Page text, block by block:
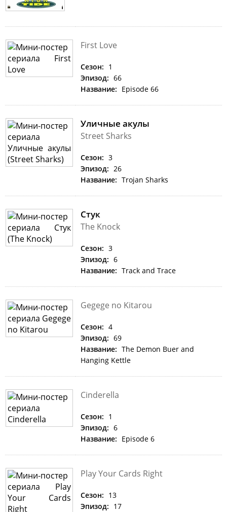
First Love
Сезон: 1
Эпизод: 66
Название: Episode 66
Уличные акулы
Street Sharks
Сезон: 3
Эпизод: 26
Название: Trojan Sharks
Стук
The Knock
Сезон: 3
Эпизод: 6
Название: Track and Trace
Gegege no Kitarou
Сезон: 4
Эпизод: 69
Название: The Demon Buer and
Hanging Kettle
Cinderella
Сезон: 1
Эпизод: 6
Название: Episode 6
Play Your Cards Right
Сезон: 13
Эпизод: 17